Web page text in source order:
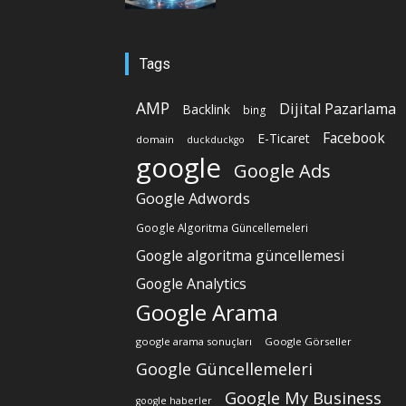
Tags
AMP Backlink bing Dijital Pazarlama
domain duckduckgo E-Ticaret Facebook
google Google Ads
Google Adwords
Google Algoritma Güncellemeleri
Google algoritma güncellemesi
Google Analytics
Google Arama
google arama sonuçları Google Görseller
Google Güncellemeleri
google haberler Google My Business